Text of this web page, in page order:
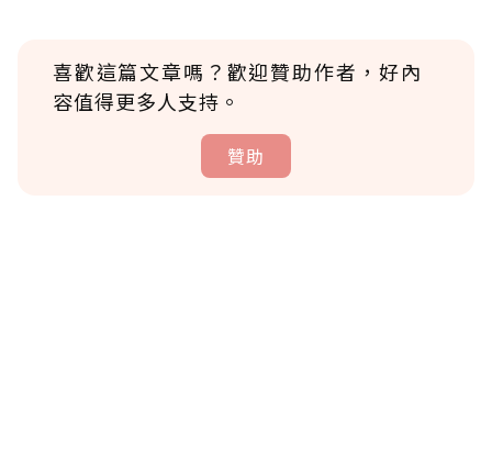
喜歡這篇文章嗎？歡迎贊助作者，好內
容值得更多人支持。
贊助